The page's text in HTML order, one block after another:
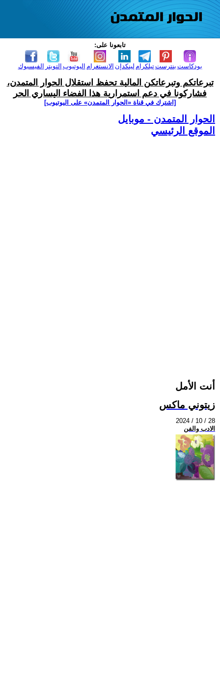
تابعونا على:
الفيسبوك التويتر اليوتيوب الانستغرام لينكدإن تيلكرامبنترست بودكاست
تبرعاتكم وتبرعاتكن المالية تحفظ استقلال الحوار المتمدن،
فشاركونا في دعم استمرارية هذا الفضاء اليساري الحر
[اشترك في قناة ‫«الحوار المتمدن» على اليوتيوب]
الحوار المتمدن - موبايل
الموقع الرئيسي
أنت الأمل
زيتوني ماكس
2024 / 10 / 28
الادب والفن